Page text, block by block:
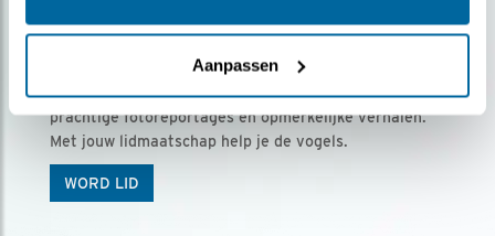
Aanpassen
Ontvang 5 x Vogels voor € 36,00 per jaar
Vogels is het tijdschrift voor onze leden, met
prachtige fotoreportages en opmerkelijke verhalen.
Met jouw lidmaatschap help je de vogels.
WORD LID